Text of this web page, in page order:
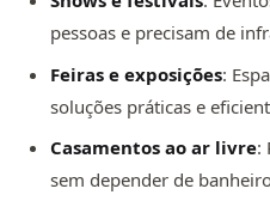
pessoas e precisam de
Feiras e exposições:
soluções práticas e
Casamentos ao ar livre:
sem depender de